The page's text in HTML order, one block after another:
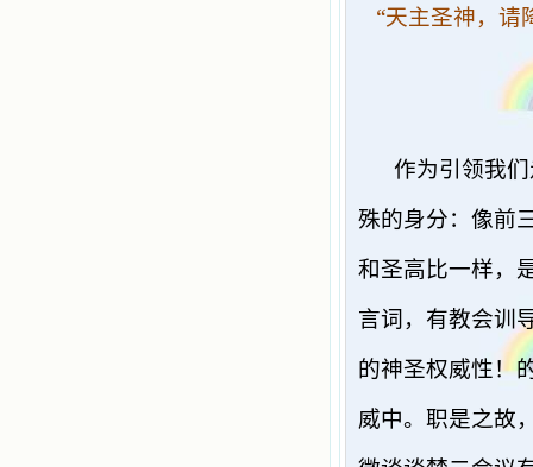
“天主圣神，请
作为引领我
殊的身分：像前
和圣高比一样，
言词，有教会训
的神圣权威性！
威中。职是之故